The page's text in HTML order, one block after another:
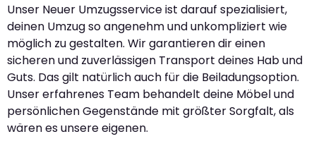
Unser Neuer Umzugsservice ist darauf spezialisiert,
deinen Umzug so angenehm und unkompliziert wie
möglich zu gestalten. Wir garantieren dir einen
sicheren und zuverlässigen Transport deines Hab und
Guts. Das gilt natürlich auch für die Beiladungsoption.
Unser erfahrenes Team behandelt deine Möbel und
persönlichen Gegenstände mit größter Sorgfalt, als
wären es unsere eigenen.